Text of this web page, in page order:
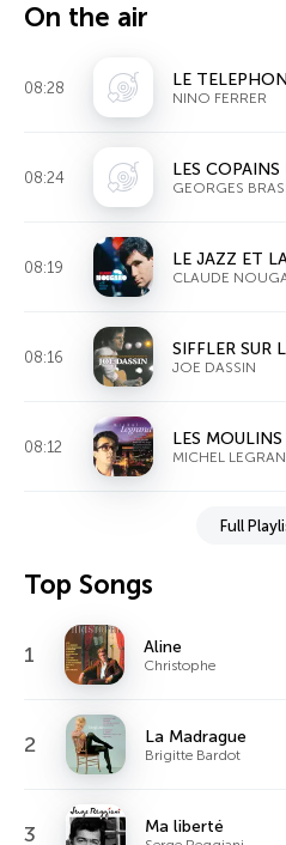
On the air
08:28 LE
NINO FERRER
08:24 LES
GEORGES
08:19 LE JAZZ ET
CLAUDE
08:16 SIFFLER SUR
JOE DASSIN
08:12 LES
MICHEL
Full
Top Songs
1 Aline
Christophe
2 La Madrague
Brigitte Bardot
3 Ma liberté